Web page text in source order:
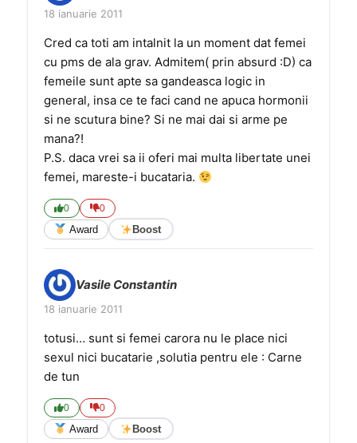
18 ianuarie 2011
Cred ca toti am intalnit la un moment dat femei
cu pms de ala grav. Admitem( prin absurd :D) ca
femeile sunt apte sa gandeasca logic in
general, insa ce te faci cand ne apuca hormonii
si ne scutura bine? Si ne mai dai si arme pe
mana?!
P.S. daca vrei sa ii oferi mai multa libertate unei
femei, mareste-i bucataria.
0 0
Award Boost
Vasile Constantin
18 ianuarie 2011
totusi… sunt si femei carora nu le place nici
sexul nici bucatarie ,solutia pentru ele : Carne
de tun
0 0
Award Boost